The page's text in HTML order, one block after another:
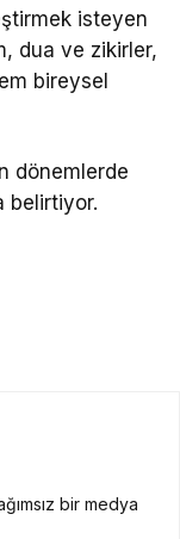
isteyen
dua ve zikirler,
bireysel
dönemlerde
belirtiyor.
bir medya